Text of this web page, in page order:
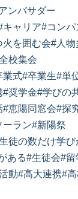
ンバサダー
キャリア#コンパ
火を囲む会#人物
校集会
業式#卒業生#単
#奨学金#学びの
#恵陽同窓会#探
ーラン#新陽祭
徒の数だけ学び
ある#生徒会#留
動#高大連携#